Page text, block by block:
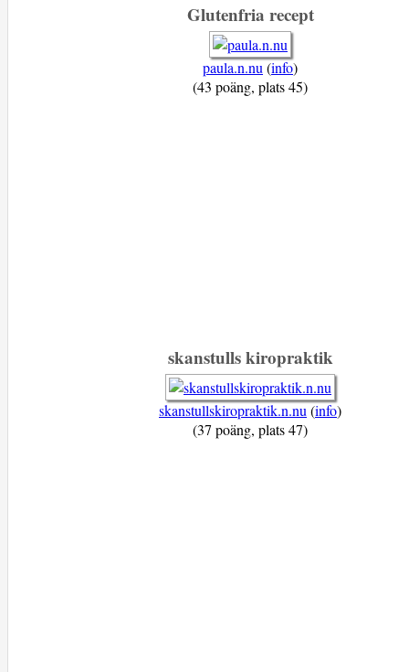
Glutenfria recept
paula.n.nu (info)
(43 poäng, plats 45)
skanstulls kiropraktik
skanstullskiropraktik.n.nu (info)
(37 poäng, plats 47)